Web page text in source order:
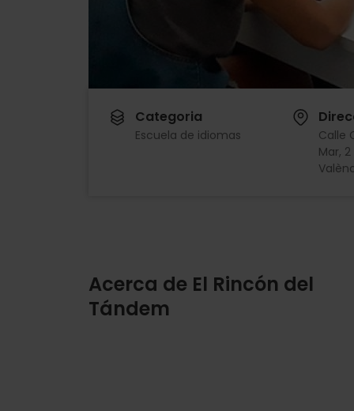
Categoria
Escuela de idiomas
Calle
Mar,
Acerca de El Rincón del
Tándem